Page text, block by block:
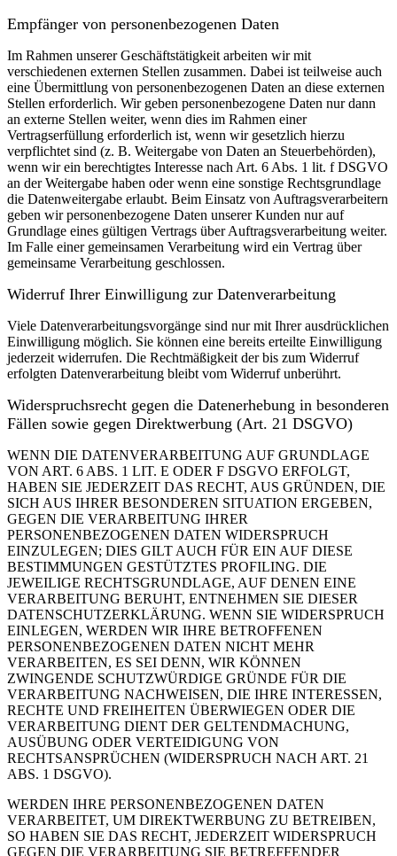
Empfänger von personenbezogenen Daten
Im Rahmen unserer Geschäftstätigkeit arbeiten wir mit
verschiedenen externen Stellen zusammen. Dabei ist teilweise auch
eine Übermittlung von personenbezogenen Daten an diese externen
Stellen erforderlich. Wir geben personenbezogene Daten nur dann
an externe Stellen weiter, wenn dies im Rahmen einer
Vertragserfüllung erforderlich ist, wenn wir gesetzlich hierzu
verpflichtet sind (z. B. Weitergabe von Daten an Steuerbehörden),
wenn wir ein berechtigtes Interesse nach Art. 6 Abs. 1 lit. f DSGVO
an der Weitergabe haben oder wenn eine sonstige Rechtsgrundlage
die Datenweitergabe erlaubt. Beim Einsatz von Auftragsverarbeitern
geben wir personenbezogene Daten unserer Kunden nur auf
Grundlage eines gültigen Vertrags über Auftragsverarbeitung weiter.
Im Falle einer gemeinsamen Verarbeitung wird ein Vertrag über
gemeinsame Verarbeitung geschlossen.
Widerruf Ihrer Einwilligung zur Datenverarbeitung
Viele Datenverarbeitungsvorgänge sind nur mit Ihrer ausdrücklichen
Einwilligung möglich. Sie können eine bereits erteilte Einwilligung
jederzeit widerrufen. Die Rechtmäßigkeit der bis zum Widerruf
erfolgten Datenverarbeitung bleibt vom Widerruf unberührt.
Widerspruchsrecht gegen die Datenerhebung in besonderen
Fällen sowie gegen Direktwerbung (Art. 21 DSGVO)
WENN DIE DATENVERARBEITUNG AUF GRUNDLAGE
VON ART. 6 ABS. 1 LIT. E ODER F DSGVO ERFOLGT,
HABEN SIE JEDERZEIT DAS RECHT, AUS GRÜNDEN, DIE
SICH AUS IHRER BESONDEREN SITUATION ERGEBEN,
GEGEN DIE VERARBEITUNG IHRER
PERSONENBEZOGENEN DATEN WIDERSPRUCH
EINZULEGEN; DIES GILT AUCH FÜR EIN AUF DIESE
BESTIMMUNGEN GESTÜTZTES PROFILING. DIE
JEWEILIGE RECHTSGRUNDLAGE, AUF DENEN EINE
VERARBEITUNG BERUHT, ENTNEHMEN SIE DIESER
DATENSCHUTZERKLÄRUNG. WENN SIE WIDERSPRUCH
EINLEGEN, WERDEN WIR IHRE BETROFFENEN
PERSONENBEZOGENEN DATEN NICHT MEHR
VERARBEITEN, ES SEI DENN, WIR KÖNNEN
ZWINGENDE SCHUTZWÜRDIGE GRÜNDE FÜR DIE
VERARBEITUNG NACHWEISEN, DIE IHRE INTERESSEN,
RECHTE UND FREIHEITEN ÜBERWIEGEN ODER DIE
VERARBEITUNG DIENT DER GELTENDMACHUNG,
AUSÜBUNG ODER VERTEIDIGUNG VON
RECHTSANSPRÜCHEN (WIDERSPRUCH NACH ART. 21
ABS. 1 DSGVO).
WERDEN IHRE PERSONENBEZOGENEN DATEN
VERARBEITET, UM DIREKTWERBUNG ZU BETREIBEN,
SO HABEN SIE DAS RECHT, JEDERZEIT WIDERSPRUCH
GEGEN DIE VERARBEITUNG SIE BETREFFENDER